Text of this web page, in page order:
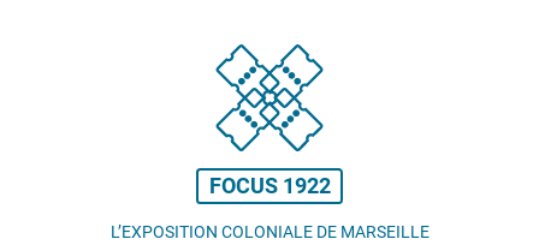
FOCUS 1922
L’EXPOSITION COLONIALE DE MARSEILLE